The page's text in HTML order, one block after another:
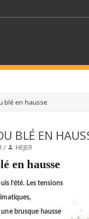
UN/DES SECTEURS
UNE SECTION
blé en hausse
BLÉ EN
/ HEJER
en hausse
l’été. Les tensions
brusque hausse